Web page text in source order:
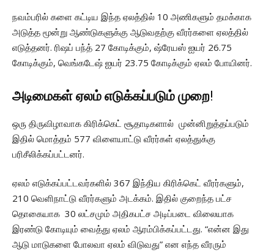
நவம்பரில் களை கட்டிய இந்த ஏலத்தில் 10 அணிகளும் தமக்காக
அடுத்த மூன்று ஆண்டுகளுக்கு ஆடுவதற்கு வீரர்களை ஏலத்தில்
எடுத்தனர். ரிஷப் பந்த் 27 கோடிக்கும், ஷ்ரேயஸ் ஐயர் 26.75
கோடிக்கும், வெங்கடேஷ் ஐயர் 23.75 கோடிக்கும் ஏலம் போயினர்.
அடிமைகள் ஏலம் எடுக்கப்படும் முறை!
ஒரு திருவிழாவாக கிரிக்கெட் சூதாடிகளால் முன்னிறுத்தப்படும்
இதில் மொத்தம் 577 விளையாட்டு வீரர்கள் ஏலத்துக்கு
பரிசீலிக்கப்பட்டனர்.
ஏலம் எடுக்கப்பட்டவர்களில் 367 இந்திய கிரிக்கெட் வீரர்களும்,
210 வெளிநாட்டு வீரர்களும் அடக்கம். இதில் குறைந்த பட்ச
தொகையாக 30 லட்சமும் அதிகபட்ச அடிப்படை விலையாக
இரண்டு கோடியும் வைத்து ஏலம் ஆரம்பிக்கப்பட்டது. “என்ன இது
ஆடு மாடுகளை போலவா ஏலம் விடுவது” என எந்த வீரரும்